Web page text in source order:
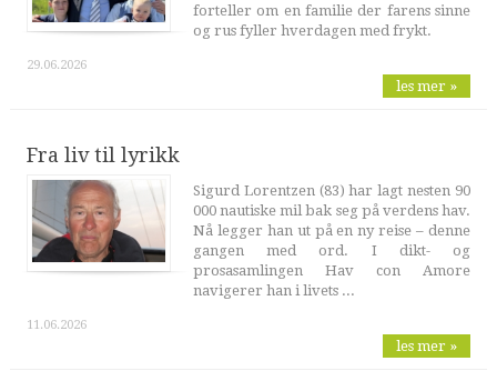
forteller om en familie der farens sinne
og rus fyller hverdagen med frykt.
29.06.2026
les mer »
Fra liv til lyrikk
Sigurd Lorentzen (83) har lagt nesten 90
000 nautiske mil bak seg på verdens hav.
Nå legger han ut på en ny reise – denne
gangen med ord. I dikt- og
prosasamlingen Hav con Amore
navigerer han i livets ...
11.06.2026
les mer »